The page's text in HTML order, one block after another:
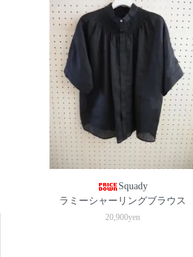
Squady
ラミーシャーリングブラウス
20,900yen